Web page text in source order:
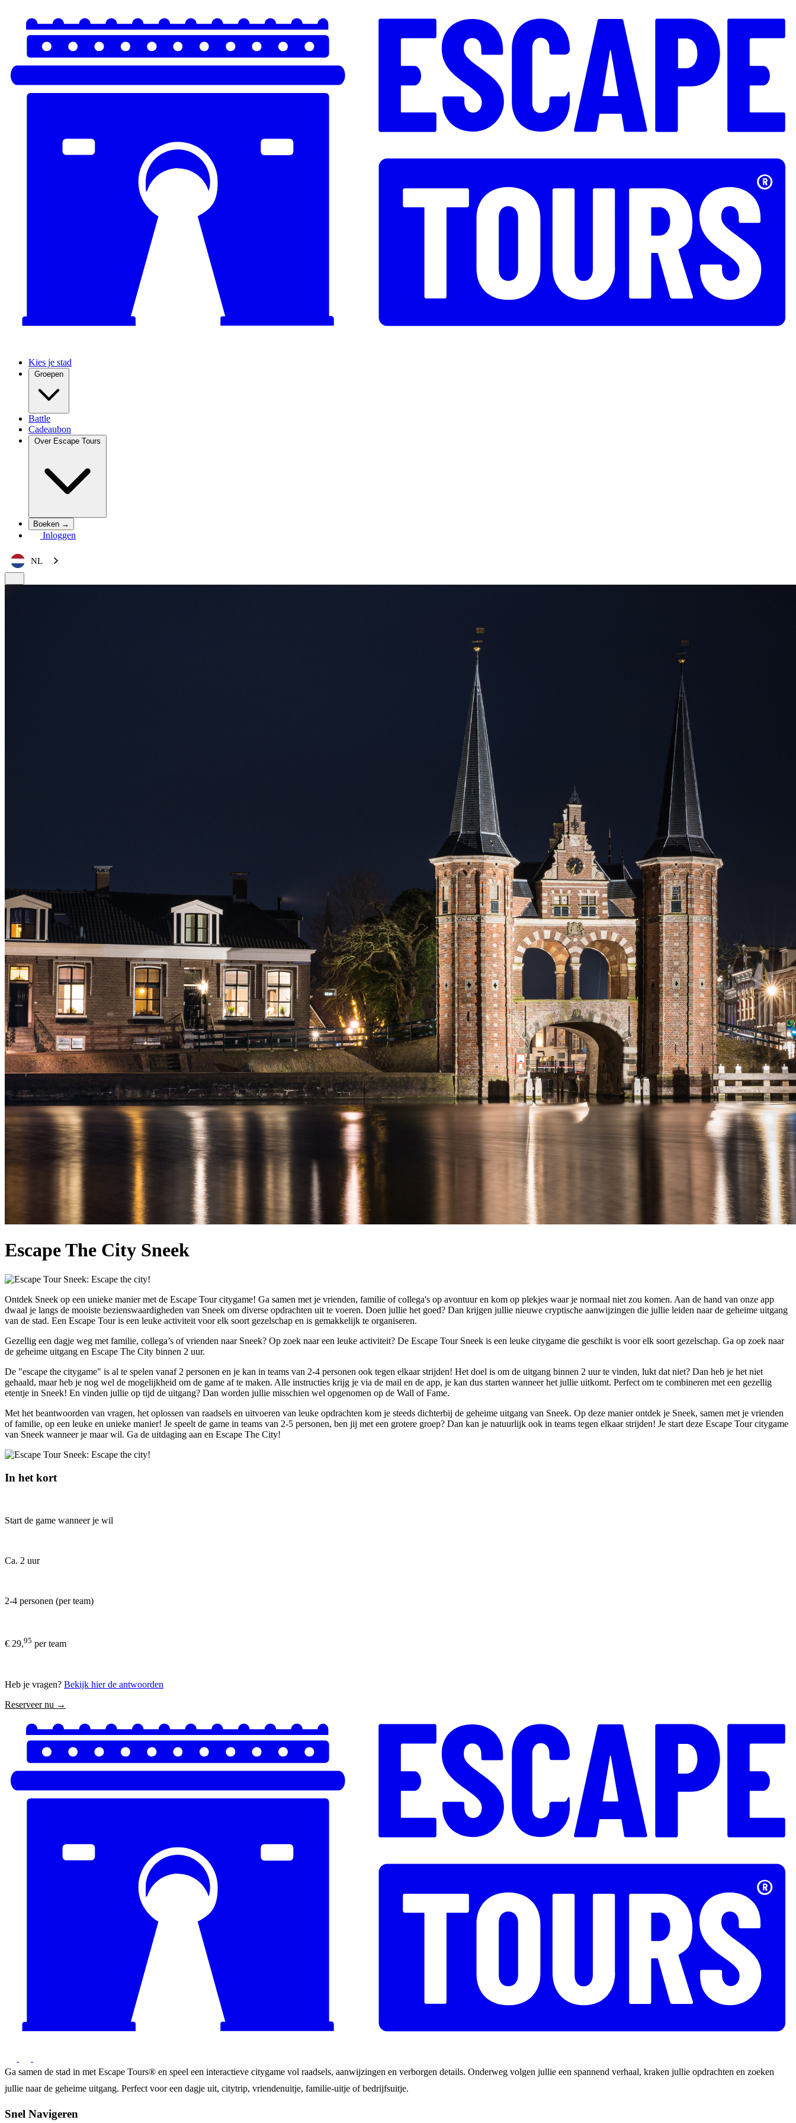
Kies je stad
Groepen
Battle
Cadeaubon
Over Escape Tours
Boeken →
Inloggen
NL
Escape The City Sneek
Ontdek Sneek op een unieke manier met de Escape Tour citygame! Ga samen met je vrienden, familie of collega's op avontuur en kom op plekjes waar je normaal niet zou komen. Aan de hand van onze app
dwaal je langs de mooiste bezienswaardigheden van Sneek om diverse opdrachten uit te voeren. Doen jullie het goed? Dan krijgen jullie nieuwe cryptische aanwijzingen die jullie leiden naar de geheime uitgang
van de stad. Een Escape Tour is een leuke activiteit voor elk soort gezelschap en is gemakkelijk te organiseren.
Gezellig een dagje weg met familie, collega’s of vrienden naar Sneek? Op zoek naar een leuke activiteit? De Escape Tour Sneek is een leuke citygame die geschikt is voor elk soort gezelschap. Ga op zoek naar
de geheime uitgang en Escape The City binnen 2 uur.
De "escape the citygame" is al te spelen vanaf 2 personen en je kan in teams van 2-4 personen ook tegen elkaar strijden! Het doel is om de uitgang binnen 2 uur te vinden, lukt dat niet? Dan heb je het niet
gehaald, maar heb je nog wel de mogelijkheid om de game af te maken. Alle instructies krijg je via de mail en de app, je kan dus starten wanneer het jullie uitkomt. Perfect om te combineren met een gezellig
etentje in Sneek! En vinden jullie op tijd de uitgang? Dan worden jullie misschien wel opgenomen op de Wall of Fame.
Met het beantwoorden van vragen, het oplossen van raadsels en uitvoeren van leuke opdrachten kom je steeds dichterbij de geheime uitgang van Sneek. Op deze manier ontdek je Sneek, samen met je vrienden
of familie, op een leuke en unieke manier! Je speelt de game in teams van 2-5 personen, ben jij met een grotere groep? Dan kan je natuurlijk ook in teams tegen elkaar strijden! Je start deze Escape Tour citygame
van Sneek wanneer je maar wil. Ga de uitdaging aan en Escape The City!
In het kort
Start de game wanneer je wil
Ca. 2 uur
2-4 personen (per team)
€ 29,95 per team
Heb je vragen? Bekijk hier de antwoorden
Reserveer nu →
Ga samen de stad in met Escape Tours® en speel een interactieve citygame vol raadsels, aanwijzingen en verborgen details. Onderweg volgen jullie een spannend verhaal, kraken jullie opdrachten en zoeken
jullie naar de geheime uitgang. Perfect voor een dagje uit, citytrip, vriendenuitje, familie-uitje of bedrijfsuitje.
Snel Navigeren